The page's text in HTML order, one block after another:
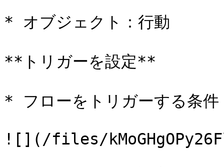
* オブジェクト：行動
**トリガーを設定**
* フローをトリガーする条件
![](/files/